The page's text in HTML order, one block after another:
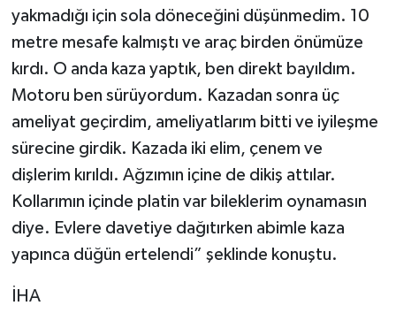
yakmadığı için sola döneceğini düşünmedim. 10
metre mesafe kalmıştı ve araç birden önümüze
kırdı. O anda kaza yaptık, ben direkt bayıldım.
Motoru ben sürüyordum. Kazadan sonra üç
ameliyat geçirdim, ameliyatlarım bitti ve iyileşme
sürecine girdik. Kazada iki elim, çenem ve
dişlerim kırıldı. Ağzımın içine de dikiş attılar.
Kollarımın içinde platin var bileklerim oynamasın
diye. Evlere davetiye dağıtırken abimle kaza
yapınca düğün ertelendi” şeklinde konuştu.
İHA